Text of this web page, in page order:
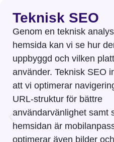
Teknisk SEO
Genom en teknisk
hemsida kan vi se hur
uppbyggd och vilken
använder. Teknisk SEO
att vi optimerar
URL-struktur för bättre
användarvänlighet samt
hemsidan är
optimerar även bilder